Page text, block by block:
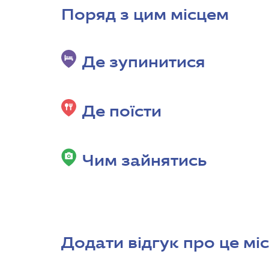
Поряд з цим місцем
Де зупинитися
Де поїсти
Чим зайнятись
Додати відгук про це